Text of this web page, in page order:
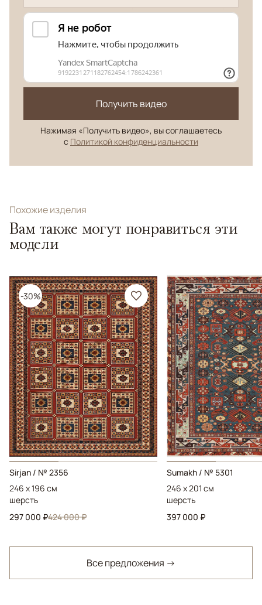
Получить видео
Нажимая «Получить видео», вы соглашаетесь
с Политикой конфиденциальности
Похожие изделия
Вам также могут понравиться эти
модели
-30%
Sirjan / № 2356
246 x 196 см
шерсть
297 000 ₽424 000 ₽
Sumakh / № 5301
246 x 201 см
шерсть
397 000 ₽
Все предложения →